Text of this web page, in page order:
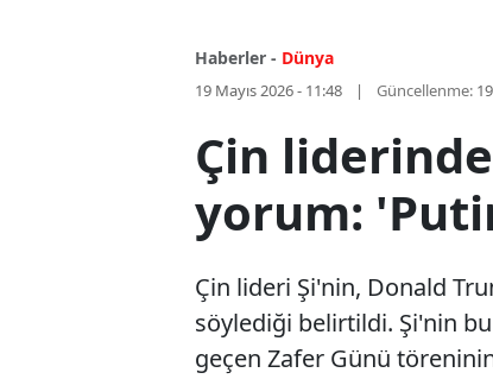
Haberler - Dünya
19 Mayıs 2026 - 11:48 Güncellenme:
Çin
yorum:
Çin lideri Şi'nin, Donald
söylediği belirtildi. Şi'nin
geçen Zafer Günü töreninin